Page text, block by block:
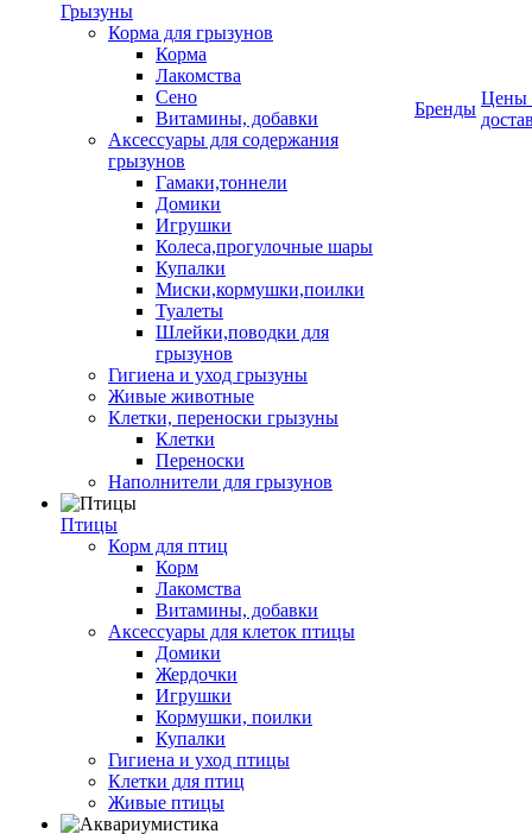
Грызуны
Корма для грызунов
Корма
Лакомства
Сено
Витамины, добавки
Аксессуары для содержания
грызунов
Гамаки,тоннели
Домики
Игрушки
Колеса,прогулочные шары
Купалки
Миски,кормушки,поилки
Туалеты
Шлейки,поводки для
грызунов
Гигиена и уход грызуны
Живые животные
Клетки, переноски грызуны
Клетки
Переноски
Наполнители для грызунов
Птицы
Корм для птиц
Корм
Лакомства
Витамины, добавки
Аксессуары для клеток птицы
Домики
Жердочки
Игрушки
Кормушки, поилки
Купалки
Гигиена и уход птицы
Клетки для птиц
Живые птицы
Бренды
Цены